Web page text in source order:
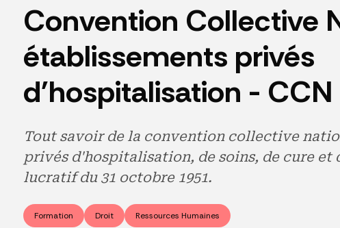
Convention Collective
établissements privés
d'hospitalisation -
Tout savoir de la convention collective
privés d'hospitalisation, de soins, de cure et
lucratif du 31 octobre 1951.
Formation Droit Ressources Humaines